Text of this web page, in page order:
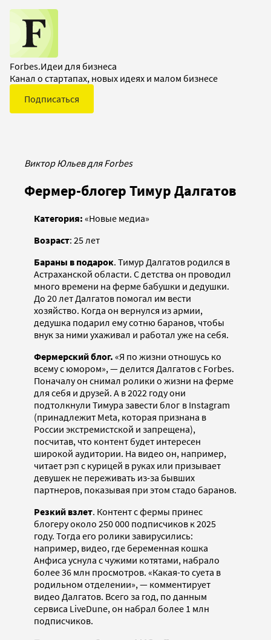
Forbes.Идеи для бизнеса
Канал о стартапах, новых идеях и малом бизнесе
Подписаться
Виктор Юльев для Forbes
Фермер-блогер Тимур Далгатов
Категория: «Новые медиа»
Возраст: 25 лет
Бараны в подарок. Тимур Далгатов родился в
Астраханской области. С детства он проводил
много времени на ферме бабушки и дедушки.
До 20 лет Далгатов помогал им вести
хозяйство. Когда он вернулся из армии,
дедушка подарил ему сотню баранов, чтобы
внук за ними ухаживал и работал уже на себя.
Фермерский блог. «Я по жизни отношусь ко
всему с юмором», — делится Далгатов с Forbes.
Поначалу он снимал ролики о жизни на ферме
для себя и друзей. А в 2022 году они
подтолкнули Тимура завести блог в Instagram
(принадлежит Meta, которая признана в
России экстремистской и запрещена),
посчитав, что контент будет интересен
широкой аудитории. На видео он, например,
читает рэп с курицей в руках или призывает
девушек не переживать из-за бывших
партнеров, показывая при этом стадо баранов.
Резкий взлет. Контент с фермы принес
блогеру около 250 000 подписчиков к 2025
году. Тогда его ролики завирусились:
например, видео, где беременная кошка
Анфиса уснула с чужими котятами, набрало
более 36 млн просмотров. «Какая-то суета в
родильном отделении», — комментирует
видео Далгатов. Всего за год, по данным
сервиса LiveDune, он набрал более 1 млн
подписчиков.